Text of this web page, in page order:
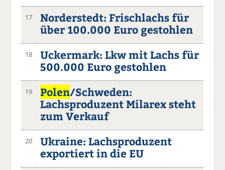
17
Norderstedt: Frischlachs für
über 100.000 Euro gestohlen
18
Uckermark: Lkw mit Lachs für
500.000 Euro gestohlen
19 Polen/Schweden:
Lachsproduzent Milarex steht
zum Verkauf
20
Ukraine: Lachsproduzent
exportiert in die EU